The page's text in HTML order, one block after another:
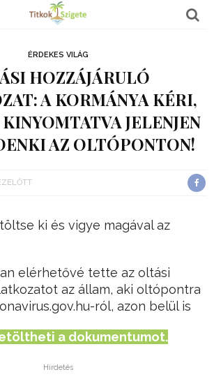
ÉRDEKES VILÁG
HOZZÁJÁRULÓ
A KORMÁNYA KÉRI,
JELENJEN
AZ OLTÓPONTON!
ki és vigye magával az
elérhetővé tette az oltási
az állam, aki oltópontra
ról, azon belül is
a dokumentumot.
Hirdetés